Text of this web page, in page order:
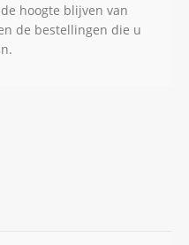
hoogte blijven van
de bestellingen die u